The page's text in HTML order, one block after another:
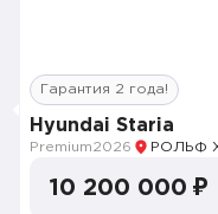
Гарантия 2 года!
Hyundai Staria
Premium2026 РОЛЬФ
10 200 000 ₽